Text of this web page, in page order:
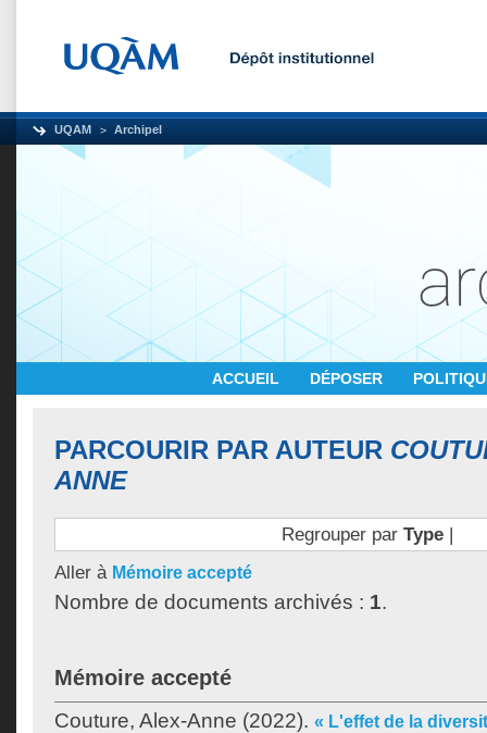
UQAM Archipel
ACCUEIL DÉPOSER
PARCOURIR PAR AUTEUR
ANNE
Regrouper par Type|
Aller à Mémoire accepté
Nombre de documents archivés : 1.
Mémoire accepté
Couture, Alex-Anne (2022). « L'effet de la